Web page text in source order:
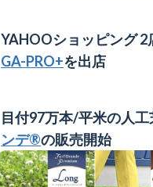
YAHOOショッピング 2
GA-PRO+を出店
目付97万本/平米の人工
ンデ®の販売開始